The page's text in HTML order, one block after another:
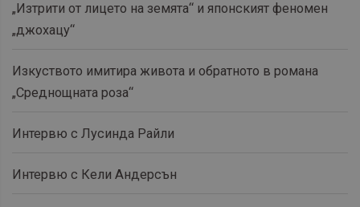
„Изтрити от лицето на земята“ и японският феномен
„джохацу“
Изкуството имитира живота и обратното в романа
„Среднощната роза“
Интервю с Лусинда Райли
Интервю с Кели Андерсън